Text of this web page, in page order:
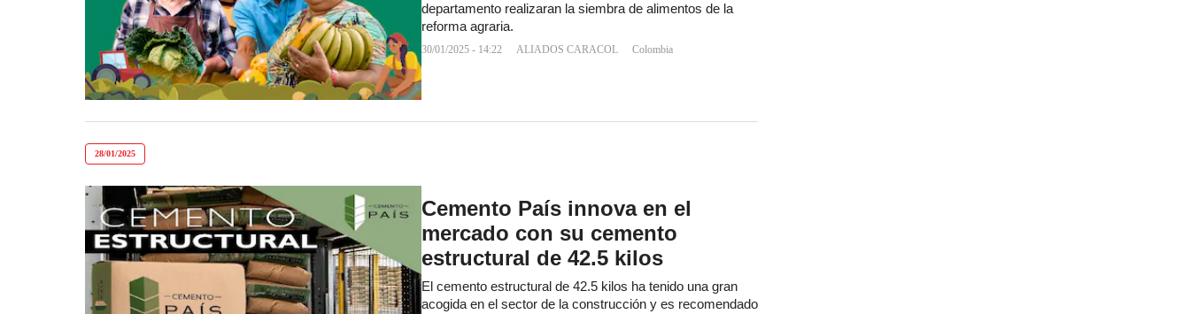
departamento realizaran la siembra de alimentos de la
reforma agraria.
30/01/2025 - 14:22 ALIADOS CARACOL Colombia
28/01/2025
Cemento País innova en el
mercado con su cemento
estructural de 42.5 kilos
El cemento estructural de 42.5 kilos ha tenido una gran
acogida en el sector de la construcción y es recomendado